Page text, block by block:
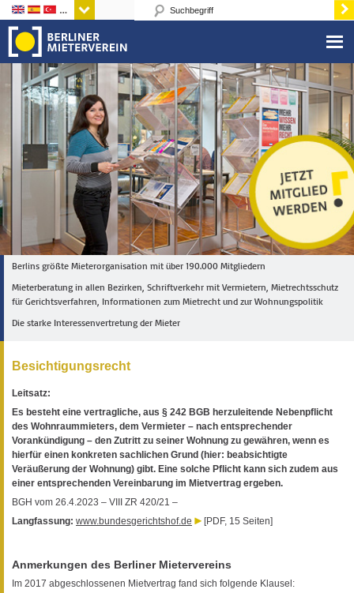
Sprachen
Berlins größte Mieterorganisation mit über 190.000 Mitgliedern
Mieterberatung in allen Bezirken, Schriftverkehr mit Vermietern, Mietrechtsschutz
für Gerichtsverfahren, Informationen zum Mietrecht und zur Wohnungspolitik
Die starke Interessenvertretung der Mieter
Besichtigungsrecht
Leitsatz:
Es besteht eine vertragliche, aus § 242 BGB herzuleitende Nebenpflicht
des Wohnraummieters, dem Vermieter – nach entsprechender
Vorankündigung – den Zutritt zu seiner Wohnung zu gewähren, wenn es
hierfür einen konkreten sachlichen Grund (hier: beabsichtigte
Veräußerung der Wohnung) gibt. Eine solche Pflicht kann sich zudem aus
einer entsprechenden Vereinbarung im Mietvertrag ergeben.
BGH vom 26.4.2023 – VIII ZR 420/21 –
Langfassung: www.bundesgerichtshof.de [PDF, 15 Seiten]
Anmerkungen des Berliner Mietervereins
Im 2017 abgeschlossenen Mietvertrag fand sich folgende Klausel: